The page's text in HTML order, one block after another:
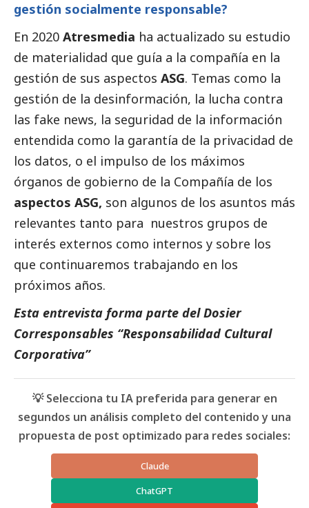
gestión socialmente responsable?
En 2020 Atresmedia ha actualizado su estudio
de materialidad que guía a la compañía en la
gestión de sus aspectos ASG. Temas como la
gestión de la desinformación, la lucha contra
las fake news, la seguridad de la información
entendida como la garantía de la privacidad de
los datos, o el impulso de los máximos
órganos de gobierno de la Compañía de los
aspectos ASG, son algunos de los asuntos más
relevantes tanto para nuestros grupos de
interés externos como internos y sobre los
que continuaremos trabajando en los
próximos años.
Esta entrevista forma parte delDosier
Corresponsables “Responsabilidad Cultural
Corporativa”
💡 Selecciona tu IA preferida para generar en
segundos un análisis completo del contenido y una
propuesta de post optimizado para redes sociales:
Claude
ChatGPT